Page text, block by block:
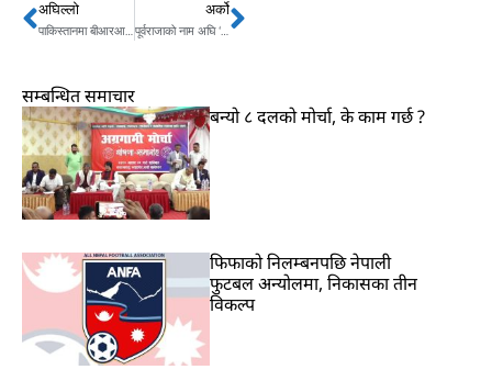
Prev
अघिल्लो
पाकिस्तानमा बीआरआई परियोजना ध्वस्त पार्ने चेतावनी
अर्को
पूर्वराजाको नाम अघि ‘श्री ५ वडामहाराजधिराज’ हटाइयोNext
सम्बन्धित समाचार
बन्यो ८ दलको मोर्चा, के काम गर्छ ?
फिफाको निलम्बनपछि नेपाली
फुटबल अन्योलमा, निकासका तीन
विकल्प